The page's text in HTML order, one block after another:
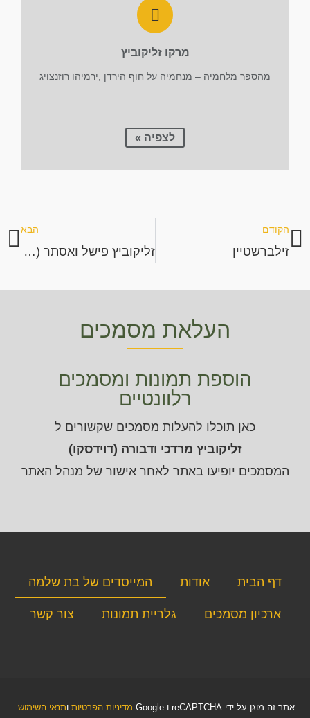
מרקו זליקוביץ
מהספר מלחמיה – מנחמיה על חוף הירדן ,ירמיהו רוזנצויג
לצפיה »
הקודם
זילברשטיין
הבא
זליקוביץ פישל ואסתר (דוידוביץ')
העלאת מסמכים
הוספת תמונות ומסמכים
רלוונטיים
כאן תוכלו להעלות מסמכים שקשורים ל
זליקוביץ מרדכי ודבורה (דוידסקו)
המסמכים יופיעו באתר לאחר אישור של מנהל האתר
דף הבית אודות המייסדים של בת שלמה
ארכיון מסמכים גלריית תמונות צור קשר
אתר זה מוגן על ידי reCAPTCHA ו-Google מדיניות הפרטיות ותנאי השימוש.